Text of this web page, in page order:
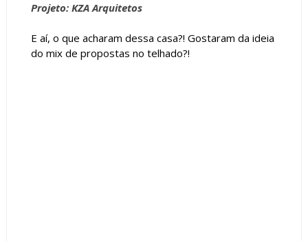
Projeto: KZA Arquitetos
E aí, o que acharam dessa casa?! Gostaram da ideia
do mix de propostas no telhado?!